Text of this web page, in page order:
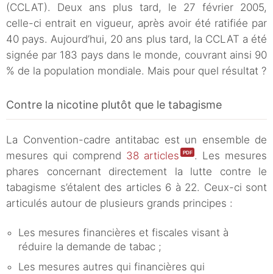
(CCLAT). Deux ans plus tard, le 27 février 2005,
celle-ci entrait en vigueur, après avoir été ratifiée par
40 pays. Aujourd’hui, 20 ans plus tard, la CCLAT a été
signée par 183 pays dans le monde, couvrant ainsi 90
% de la population mondiale. Mais pour quel résultat ?
Contre la nicotine plutôt que le tabagisme
La Convention-cadre antitabac est un ensemble de
mesures qui comprend 38 articles
. Les mesures
phares concernant directement la lutte contre le
tabagisme s’étalent des articles 6 à 22. Ceux-ci sont
articulés autour de plusieurs grands principes :
Les mesures financières et fiscales visant à
réduire la demande de tabac ;
Les mesures autres qui financières qui